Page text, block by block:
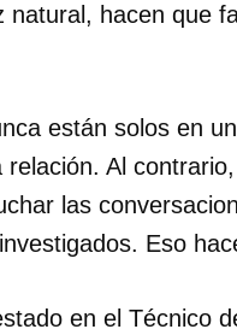
natural, hacen que
están solos en
relación. Al
las
Eso
en el Técnico